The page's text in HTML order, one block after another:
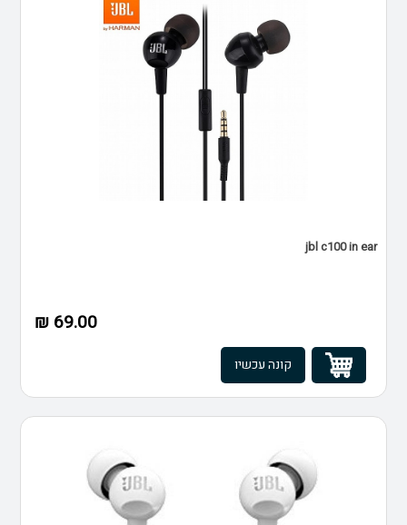
jbl c100 in ear
69.00 ₪
קונה עכשיו